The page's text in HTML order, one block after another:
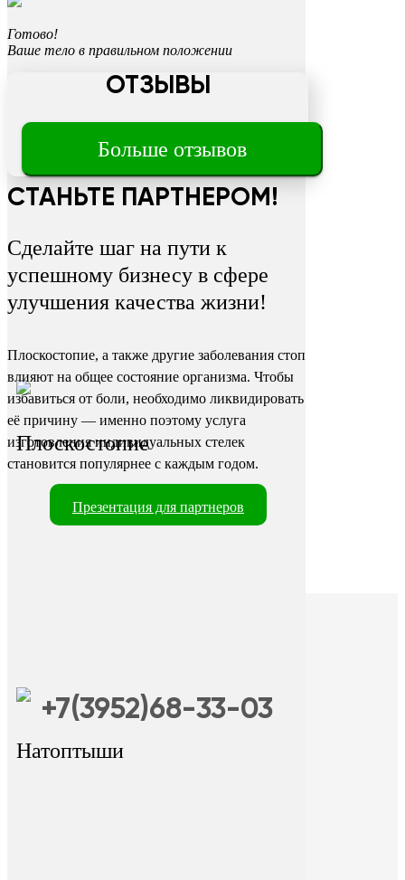
Трещины
на пятках
Плоскостопие
Натоптыши
Готово!
Ваше тело в правильном положении
ОТЗЫВЫ
Больше отзывов
СТАНЬТЕ ПАРТНЕРОМ!
Сделайте шаг на пути к
успешному бизнесу в сфере
улучшения качества жизни!
Плоскостопие, а также другие заболевания стоп
влияют на общее состояние организма. Чтобы
избавиться от боли, необходимо ликвидировать
её причину — именно поэтому услуга
изготовления индивидуальных стелек
становится популярнее с каждым годом.
Презентация для партнеров
+7(3952)68-33-03
+7 (9025) 66-11-80